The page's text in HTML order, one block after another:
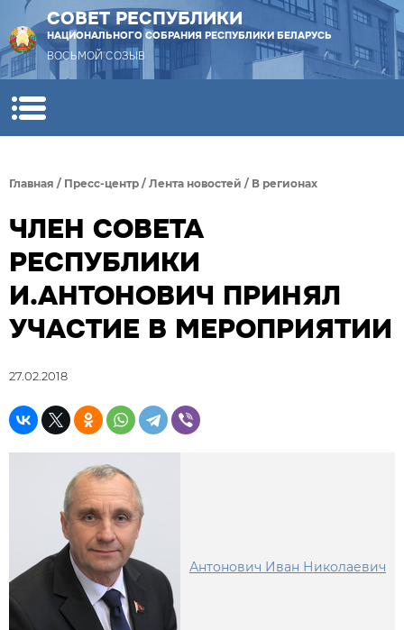
СОВЕТ РЕСПУБЛИКИ
НАЦИОНАЛЬНОГО СОБРАНИЯ РЕСПУБЛИКИ БЕЛАРУСЬ
ВОСЬМОЙ СОЗЫВ
Главная / Пресс-центр / Лента новостей / В регионах
ЧЛЕН СОВЕТА
РЕСПУБЛИКИ
И.АНТОНОВИЧ ПРИНЯЛ
УЧАСТИЕ В МЕРОПРИЯТИИ
27.02.2018
Антонович Иван Николаевич